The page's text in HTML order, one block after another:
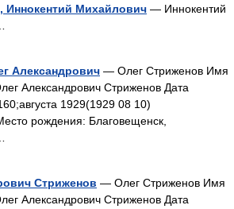
Иннокентий Михайлович — Иннокентий
Александрович — Олег Стриженов Имя
Александрович Стриженов Дата
1929(1929 08 10)
рождения: Благовещенск,
Стриженов — Олег Стриженов Имя
Александрович Стриженов Дата